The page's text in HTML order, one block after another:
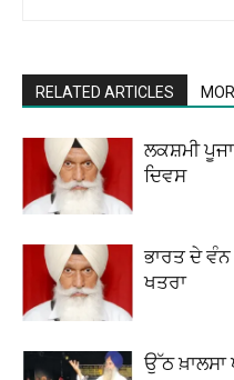
RELATED ARTICLES
ਲਕਸ਼ਮੀ
ਦਿਵਸ
ਭਾਰਤ ਦੇ
ਖਤਰਾ
ਉੱਠ ਖ਼ਾਲਸਾ